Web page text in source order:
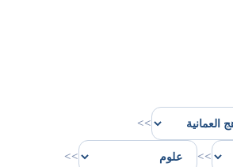
>>
>>
>>